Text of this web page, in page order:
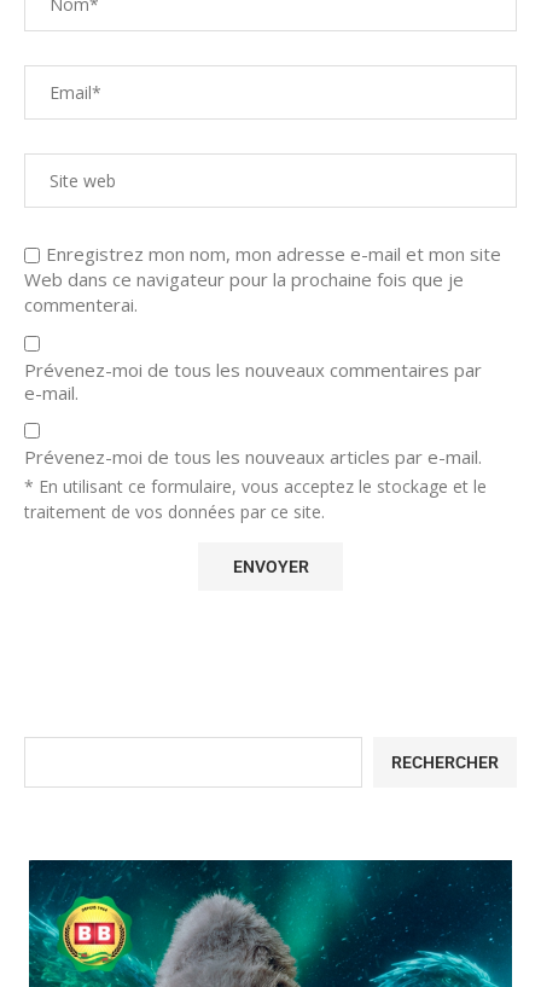
Enregistrez mon nom, mon adresse e-mail et mon site
Web dans ce navigateur pour la prochaine fois que je
commenterai.
Prévenez-moi de tous les nouveaux commentaires par
e-mail.
Prévenez-moi de tous les nouveaux articles par e-mail.
* En utilisant ce formulaire, vous acceptez le stockage et le
traitement de vos données par ce site.
RECHERCHER